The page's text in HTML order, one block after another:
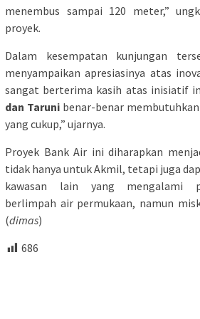
menembus sampai 120 meter,”
proyek.
Dalam kesempatan kunjungan
menyampaikan apresiasinya atas
sangat berterima kasih atas inisiatif
dan Tarunibenar-benar
yang cukup,” ujarnya.
Proyek Bank Air ini diharapkan
tidak hanya untuk Akmil, tetapi juga
kawasan lain yang mengalami
berlimpah air permukaan, namun
(dimas)
686